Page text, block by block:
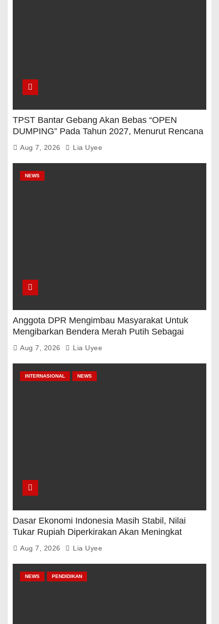
TPST Bantar Gebang Akan Bebas “OPEN
DUMPING” Pada Tahun 2027, Menurut Rencana
Pemerintah
Aug 7, 2026 Lia Uyee
NEWS
Anggota DPR Mengimbau Masyarakat Untuk
Mengibarkan Bendera Merah Putih Sebagai
Tanda Rasa Terima Kasih
Aug 7, 2026 Lia Uyee
INTERNASIONAL NEWS
Dasar Ekonomi Indonesia Masih Stabil, Nilai
Tukar Rupiah Diperkirakan Akan Meningkat
Aug 7, 2026 Lia Uyee
NEWS PENDIDIKAN